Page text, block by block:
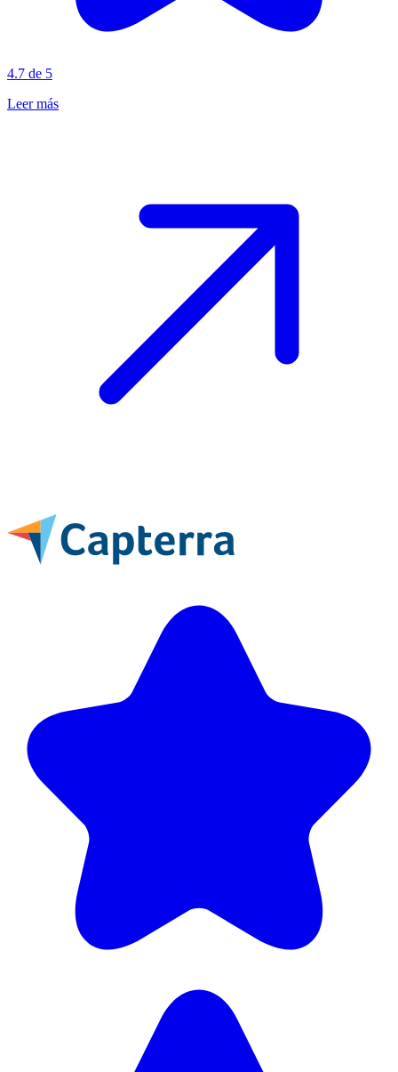
4.7 de 5
Leer más